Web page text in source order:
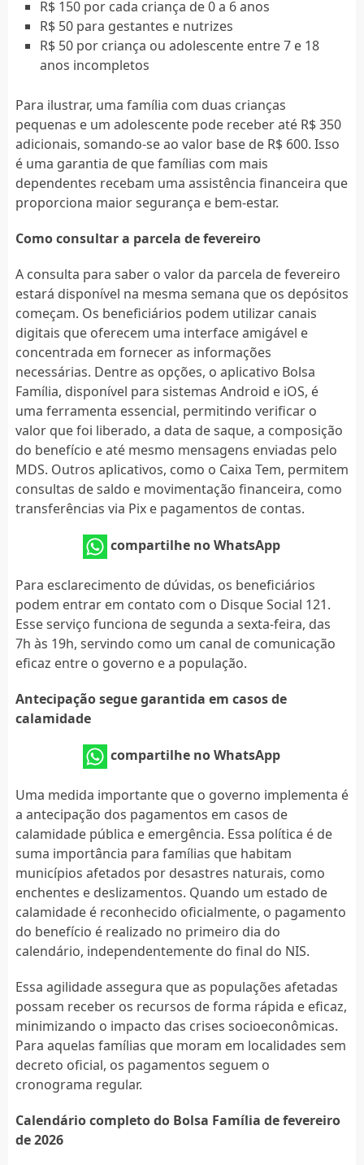
R$ 150 por cada criança de 0 a 6 anos
R$ 50 para gestantes e nutrizes
R$ 50 por criança ou adolescente entre 7 e 18
anos incompletos
Para ilustrar, uma família com duas crianças
pequenas e um adolescente pode receber até R$ 350
adicionais, somando-se ao valor base de R$ 600. Isso
é uma garantia de que famílias com mais
dependentes recebam uma assistência financeira que
proporciona maior segurança e bem-estar.
Como consultar a parcela de fevereiro
A consulta para saber o valor da parcela de fevereiro
estará disponível na mesma semana que os depósitos
começam. Os beneficiários podem utilizar canais
digitais que oferecem uma interface amigável e
concentrada em fornecer as informações
necessárias. Dentre as opções, o aplicativo Bolsa
Família, disponível para sistemas Android e iOS, é
uma ferramenta essencial, permitindo verificar o
valor que foi liberado, a data de saque, a composição
do benefício e até mesmo mensagens enviadas pelo
MDS. Outros aplicativos, como o Caixa Tem, permitem
consultas de saldo e movimentação financeira, como
transferências via Pix e pagamentos de contas.
compartilhe no WhatsApp
Para esclarecimento de dúvidas, os beneficiários
podem entrar em contato com o Disque Social 121.
Esse serviço funciona de segunda a sexta-feira, das
7h às 19h, servindo como um canal de comunicação
eficaz entre o governo e a população.
Antecipação segue garantida em casos de
calamidade
compartilhe no WhatsApp
Uma medida importante que o governo implementa é
a antecipação dos pagamentos em casos de
calamidade pública e emergência. Essa política é de
suma importância para famílias que habitam
municípios afetados por desastres naturais, como
enchentes e deslizamentos. Quando um estado de
calamidade é reconhecido oficialmente, o pagamento
do benefício é realizado no primeiro dia do
calendário, independentemente do final do NIS.
Essa agilidade assegura que as populações afetadas
possam receber os recursos de forma rápida e eficaz,
minimizando o impacto das crises socioeconômicas.
Para aquelas famílias que moram em localidades sem
decreto oficial, os pagamentos seguem o
cronograma regular.
Calendário completo do Bolsa Família de fevereiro
de 2026